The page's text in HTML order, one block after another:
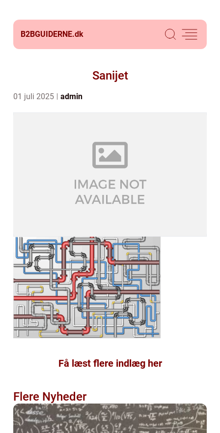
B2BGUIDERNE.dk
Sanijet
01 juli 2025 admin
Få læst flere indlæg her
Flere Nyheder